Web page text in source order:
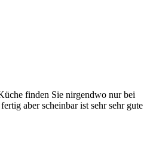
finden Sie nirgendwo nur bei
aber scheinbar ist sehr sehr gute